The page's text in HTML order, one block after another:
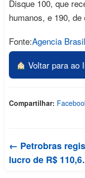
Disque 100, que
humanos, e 190,
Fonte:Agencia Brasil
Voltar para ao
Compartilhar:
← Petrobras
lucro de R$